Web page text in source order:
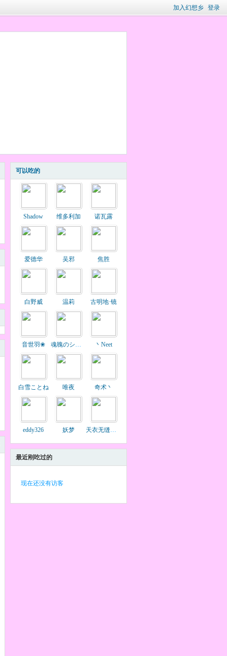
加入幻想乡 登录
可以吃的
Shadow 维多利加 诺瓦露
爱德华 吴邪 焦胜
白野威 温莉 古明地·镜
音世羽❀ 魂魄のシャナ 丶Neet
白雪ことね 唯夜 奇术丶
eddy326 妖梦 天衣无缝的吃货
最近刚吃过的
现在还没有访客